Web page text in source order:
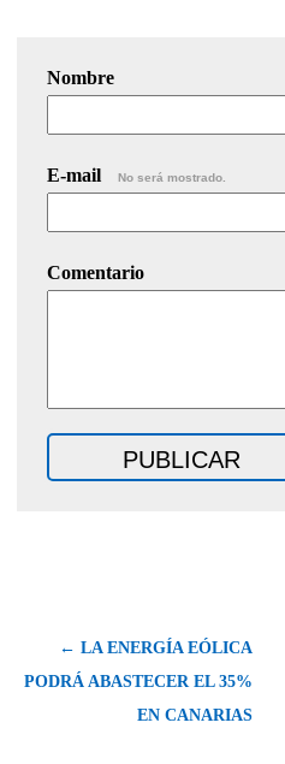
Nombre
E-mail No será mostrado.
Comentario
← LA ENERGÍA EÓLICA
PODRÁ ABASTECER EL 35%
EN CANARIAS